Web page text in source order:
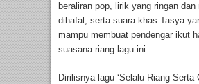
beraliran pop, lirik yang ringan dan
dihafal, serta suara khas Tasya
mampu membuat pendengar ikut
suasana riang lagu ini.
Dirilisnya lagu ‘Selalu Riang Serta